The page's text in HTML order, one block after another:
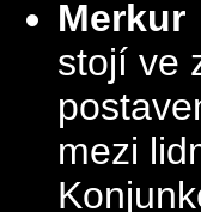
Merkur
stojí ve
mezi